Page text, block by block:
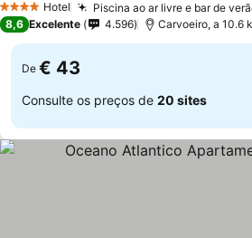
4 EstrelasHotel Piscina ao ar livre e bar de
8,6 Excelente 4.596 Carvoeiro, a 10.6
De € 43
Consulte os preços de 20 sites